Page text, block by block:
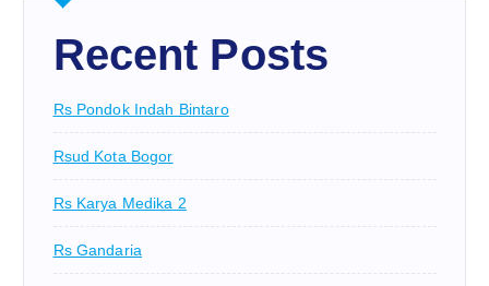
Recent Posts
Rs Pondok Indah Bintaro
Rsud Kota Bogor
Rs Karya Medika 2
Rs Gandaria